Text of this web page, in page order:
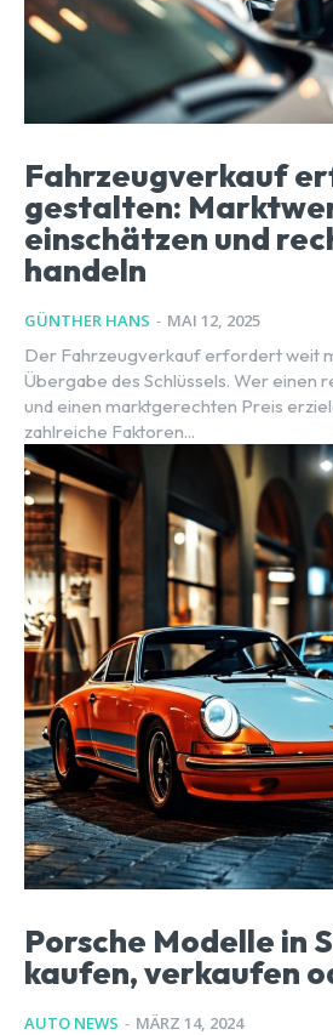
Fahrzeugverkauf
gestalten:
einschätzen und
handeln
GÜNTHER HANS - MAI 12, 2025
Der Fahrzeugverkauf erfordert weit
Übergabe des Schlüssels. Wer einen
und einen marktgerechten Preis
zahlreiche Faktoren...
Porsche Modelle in
kaufen, verkaufen
AUTO NEWS - MÄRZ 14, 2024